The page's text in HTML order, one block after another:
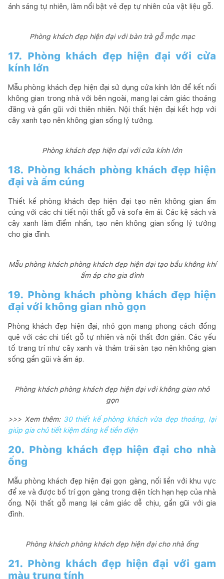
ánh sáng tự nhiên, làm nổi bật vẻ đẹp tự nhiên của vật liệu gỗ.
Phòng khách đẹp hiện đại với bàn trà gỗ mộc mạc
17. Phòng khách đẹp hiện đại với cửa
kính lớn
Mẫu phòng khách đẹp hiện đại sử dụng cửa kính lớn để kết nối
không gian trong nhà với bên ngoài, mang lại cảm giác thoáng
đãng và gần gũi với thiên nhiên. Nội thất hiện đại kết hợp với
cây xanh tạo nên không gian sống lý tưởng.
Phòng khách đẹp hiện đại với cửa kính lớn
18. Phòng khách phòng khách đẹp hiện
đại và ấm cúng
Thiết kế phòng khách đẹp hiện đại tạo nên không gian ấm
cúng với các chi tiết nội thất gỗ và sofa êm ái. Các kệ sách và
cây xanh làm điểm nhấn, tạo nên không gian sống lý tưởng
cho gia đình.
Mẫu phòng khách phòng khách đẹp hiện đại tạo bầu không khí
ấm áp cho gia đình
19. Phòng khách phòng khách đẹp hiện
đại với không gian nhỏ gọn
Phòng khách đẹp hiện đại, nhỏ gọn mang phong cách đồng
quê với các chi tiết gỗ tự nhiên và nội thất đơn giản. Các yếu
tố trang trí như cây xanh và thảm trải sàn tạo nên không gian
sống gần gũi và ấm áp.
Phòng khách phòng khách đẹp hiện đại với không gian nhỏ
gọn
>>> Xem thêm: 30 thiết kế phòng khách vừa đẹp thoáng, lại
giúp gia chủ tiết kiệm đáng kể tiền điện
20. Phòng khách đẹp hiện đại cho nhà
ống
Mẫu phòng khách đẹp hiện đại gọn gàng, nối liền với khu vực
để xe và được bố trí gọn gàng trong diện tích hạn hẹp của nhà
ống. Nội thất gỗ mang lại cảm giác dễ chịu, gần gũi với gia
đình.
Phòng khách phòng khách đẹp hiện đại cho nhà ống
21. Phòng khách đẹp hiện đại với gam
màu trung tính